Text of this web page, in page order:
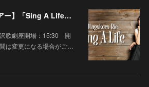
11/22【ソロライブツアー】「Sing A Life」石川 金沢歌劇座
歌劇座開場：15:30 開
は変更になる場合がご…